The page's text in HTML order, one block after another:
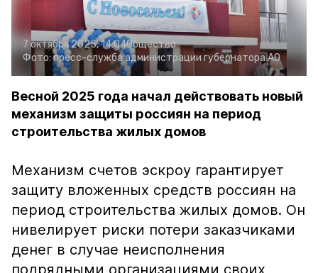
7 октября 2025, 14:04Общество
Фото:пресс-служба администрации губернатора АО
Весной 2025 года начал действовать новый
механизм защиты россиян на период
строительства жилых домов
Механизм счетов эскроу гарантирует
защиту вложенных средств россиян на
период строительства жилых домов. Он
нивелирует риски потери заказчиками
денег в случае неисполнения
подрядными организациями своих